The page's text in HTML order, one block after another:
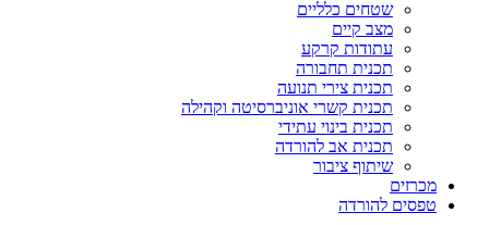
שטחים כלליים
מצב קיים
עתודות קרקע
תכנית תחבורה
תכנית צירי תנועה
תכנית קשרי אוניברסיטה וקהילה
תכנית בינוי עתידי
תכנית אב להורדה
שיתוף ציבור
מכרזים
טפסים להורדה